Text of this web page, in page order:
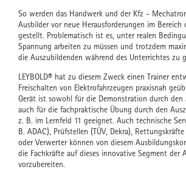
So werden das Handwerk und der Kfz -
Ausbilder vor neue Herausforderungen im
gestellt. Problematisch ist es, unter realen
Spannung arbeiten zu müssen und trotzdem
die Auszubildenden während des Unterrichtes zu
LEYBOLD® hat zu diesem Zweck einen Trainer
Freischalten von Elektrofahrzeugen praxisnah
Gerät ist sowohl für die Demonstration durch den
auch für die fachpraktische Übung durch den
z. B. im Lernfeld 11 geeignet. Auch technische
B. ADAC), Prüfstellen (TÜV, Dekra),
oder Verwerter können von diesem
die Fachkräfte auf dieses innovative Segment der
vorzubereiten.